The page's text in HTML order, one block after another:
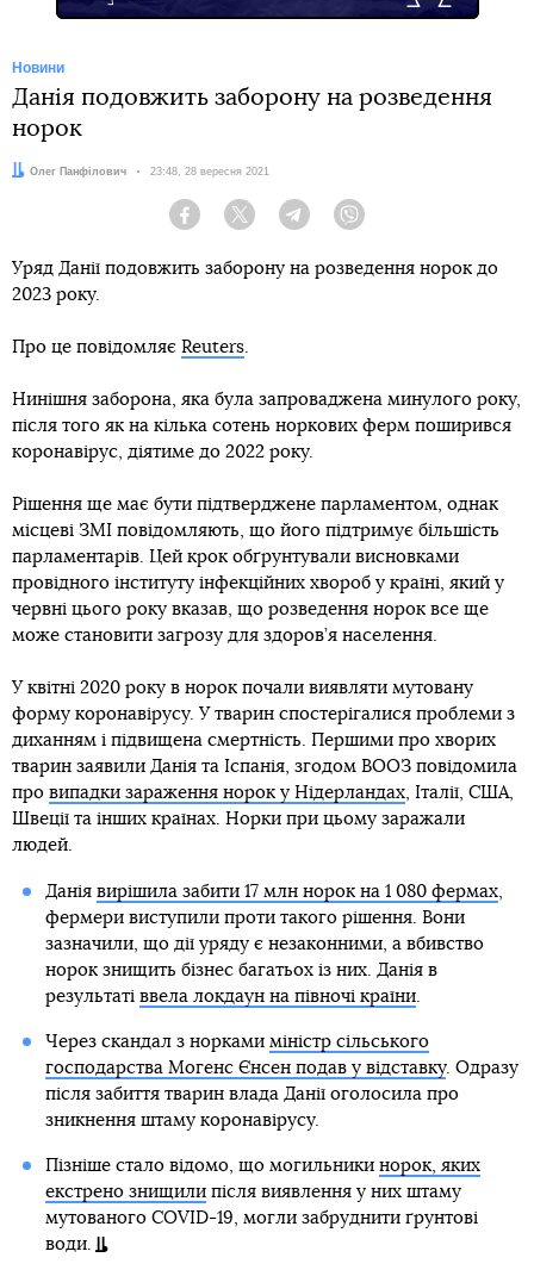
Новини
Данія подовжить заборону на розведення
норок
Автор:
Олег Панфілович Дата:
23:48, 28 вересня 2021
Facebook Twitter Telegram
Уряд Данії подовжить заборону на розведення норок до
2023 року.
Про це повідомляє Reuters.
Нинішня заборона, яка була запроваджена минулого року,
після того як на кілька сотень норкових ферм поширився
коронавірус, діятиме до 2022 року.
Рішення ще має бути підтверджене парламентом, однак
місцеві ЗМІ повідомляють, що його підтримує більшість
парламентарів. Цей крок обґрунтували висновками
провідного інституту інфекційних хвороб у країні, який у
червні цього року вказав, що розведення норок все ще
може становити загрозу для здоров’я населення.
У квітні 2020 року в норок почали виявляти мутовану
форму коронавірусу. У тварин спостерігалися проблеми з
диханням і підвищена смертність. Першими про хворих
тварин заявили Данія та Іспанія, згодом ВООЗ повідомила
про випадки зараження норок у Нідерландах, Італії, США,
Швеції та інших країнах. Норки при цьому заражали
людей.
Данія вирішила забити 17 млн норок на 1 080 фермах,
фермери виступили проти такого рішення. Вони
зазначили, що дії уряду є незаконними, а вбивство
норок знищить бізнес багатьох із них. Данія в
результаті ввела локдаун на півночі країни.
Через скандал з норками міністр сільського
господарства Могенс Єнсен подав у відставку. Одразу
після забиття тварин влада Данії оголосила про
зникнення штаму коронавірусу.
Пізніше стало відомо, що могильники норок, яких
екстрено знищилипісля виявлення у них штаму
мутованого COVID-19, могли забруднити ґрунтові
води.